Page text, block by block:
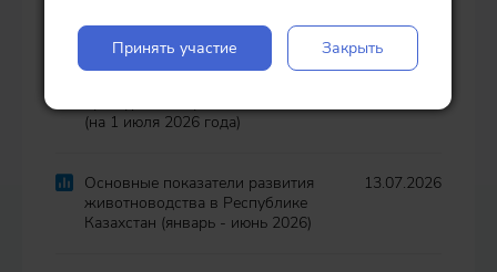
2026 г.)
(на 1 июля 2026 года)
Основные показатели развития
животноводства в Республике
Казахстан (январь - июнь 2026)
13.07.2026
Принять участие Закрыть